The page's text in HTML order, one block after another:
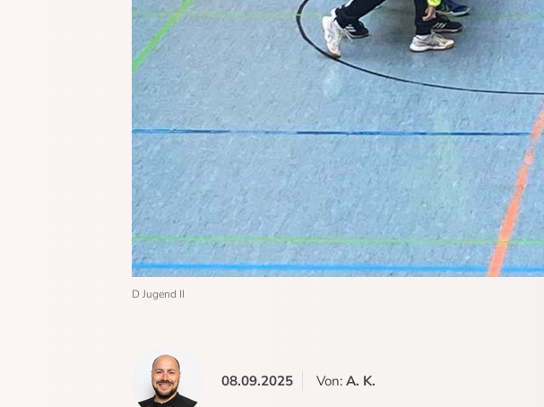
D Jugend II
08.09.2025 Von: A. K.
Sportsuche
Fitnessstudio HAT fit
Hildener Winterlaufserie
Termine
Fragen